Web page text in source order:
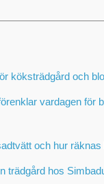
köksträdgård och
vardagen för
och hur räknas
trädgård hos